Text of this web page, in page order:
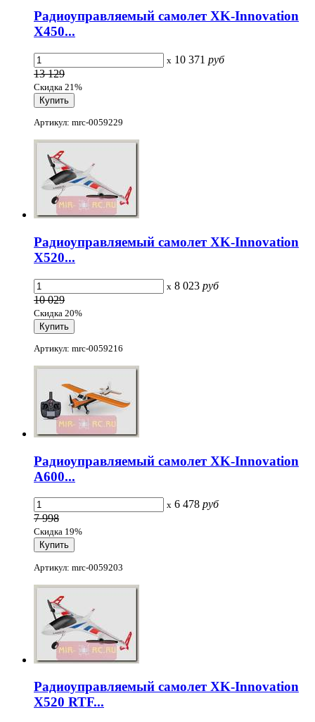
Радиоуправляемый самолет XK-Innovation
X450...
x 10 371 руб
13 129
Скидка 21%
Артикул: mrc-0059229
Радиоуправляемый самолет XK-Innovation
X520...
x 8 023 руб
10 029
Скидка 20%
Артикул: mrc-0059216
Радиоуправляемый самолет XK-Innovation
A600...
x 6 478 руб
7 998
Скидка 19%
Артикул: mrc-0059203
Радиоуправляемый самолет XK-Innovation
X520 RTF...